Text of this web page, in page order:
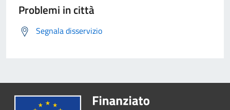
Problemi in città
Segnala disservizio